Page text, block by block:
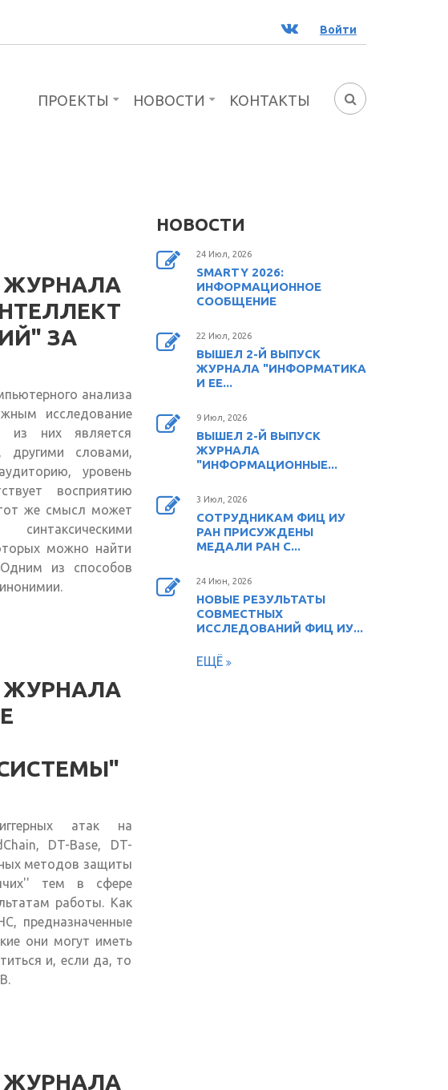
ВК Войти
ФОРМА
ПРОЕКТЫ НОВОСТИ КОНТАКТЫ
ЖУРНАЛА
ЗА
анализа
исследование
из них является
другими словами,
уровень
восприятию
же смысл может
можно найти
из способов
ЖУРНАЛА
атак на
DT-Base, DT-
методов защиты
тем в сфере
работы. Как
предназначенные
они могут иметь
и, если да, то
ЖУРНАЛА
НОВОСТИ
24 Июл, 2026
SMARTY 2026:
ИНФОРМАЦИОННОЕ
СООБЩЕНИЕ
22 Июл, 2026
ВЫШЕЛ 2-Й ВЫПУСК
ЖУРНАЛА "ИНФОРМАТИКА
И ЕЕ...
9 Июл, 2026
ВЫШЕЛ 2-Й ВЫПУСК
ЖУРНАЛА
"ИНФОРМАЦИОННЫЕ...
3 Июл, 2026
СОТРУДНИКАМ ФИЦ ИУ
РАН ПРИСУЖДЕНЫ
МЕДАЛИ РАН С...
24 Июн, 2026
НОВЫЕ РЕЗУЛЬТАТЫ
СОВМЕСТНЫХ
ИССЛЕДОВАНИЙ ФИЦ ИУ...
ЕЩЁ